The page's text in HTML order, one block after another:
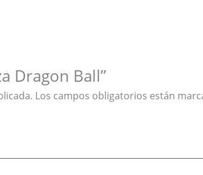
Dragon Ball”
Los campos obligatorios están